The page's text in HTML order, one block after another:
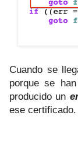
Cuando se
porque se
producido un
ese certificado.